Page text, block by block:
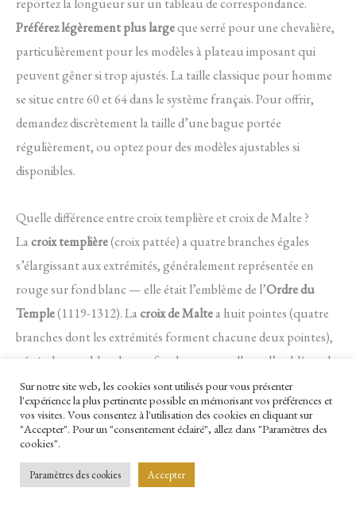
Préférez légèrement plus largeque serré pour une chevalière,
particulièrement pour les modèles à plateau imposant qui
peuvent gêner si trop ajustés. La taille classique pour homme
se situe entre 60 et 64 dans le système français. Pour offrir,
demandez discrètement la taille d’une bague portée
régulièrement, ou optez pour des modèles ajustables si
disponibles.
Quelle différence entre croix templière et croix de Malte ?
Lacroix templière(croix pattée) a quatre branches égales
s’élargissant aux extrémités, généralement représentée en
rouge sur fond blanc — elle était l’emblème de l’Ordre du
Temple(1119-1312). Lacroix de Maltea huit pointes (quatre
branches dont les extrémités forment chacune deux pointes),
généralement blanche sur fond rouge — elle est l’emblème de
l’Ordre de Malte(toujours existant). Visuellement très
différentes, elles renvoient à deux ordres militaires distincts
mais contemporains. Le choix dépend de votreaffinité
Sur notre site web, les cookies sont utilisés pour vous présenter
l'expérience la plus pertinente possible en mémorisant vos préférences et
vos visites. Vous consentez à l'utilisation des cookies en cliquant sur
"Accepter". Pour un "consentement éclairé", allez dans "Paramètres des
cookies".
Paramètres des cookies Accepter